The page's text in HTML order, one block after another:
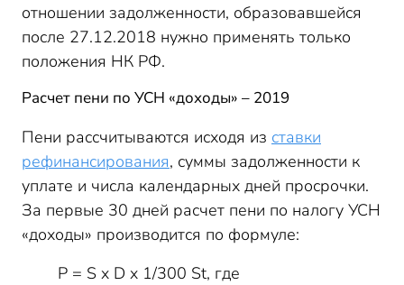
отношении задолженности, образовавшейся
после 27.12.2018 нужно применять только
положения НК РФ.
Расчет пени по УСН «доходы» – 2019
Пени рассчитываются исходя из ставки
рефинансирования, суммы задолженности к
уплате и числа календарных дней просрочки.
За первые 30 дней расчет пени по налогу УСН
«доходы» производится по формуле:
P = S x D x 1/300 St, где